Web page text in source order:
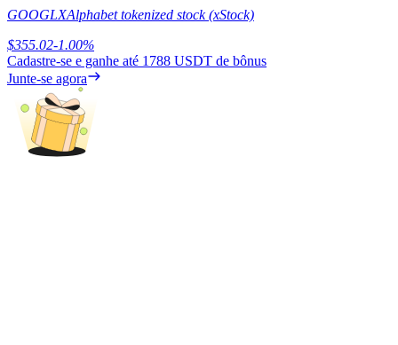
Bloqueios de BTR
GOOGLXAlphabet tokenized stock (xStock)
$355.02-1.00%
Cadastre-se e ganhe até 1788 USDT de bônus
Junte-se agora